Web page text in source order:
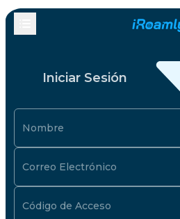
Iniciar Sesión
Nombre
Correo Electrónico
Código de Acceso